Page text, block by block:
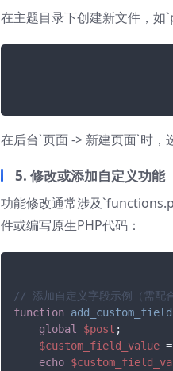
在主题目录下创建新文件，
在后台`页面 -> 新建页面`时，
5. 修改或添加自定义功能
功能修改通常涉及
件或编写原生PHP代码：
// 添加自定义字段示例（需配
function add_custom_field
global
$post ;
$custom_field_value =
echo